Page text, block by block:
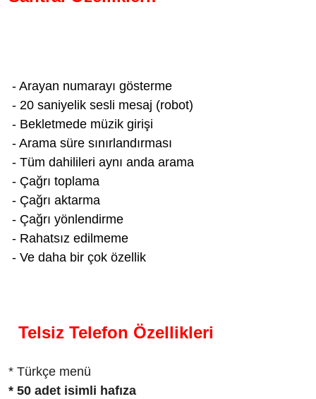
- Arayan numarayı gösterme
- 20 saniyelik sesli mesaj (robot)
- Bekletmede müzik girişi
- Arama süre sınırlandırması
- Tüm dahilileri aynı anda arama
- Çağrı toplama
- Çağrı aktarma
- Çağrı yönlendirme
- Rahatsız edilmeme
- Ve daha bir çok özellik
Telsiz Telefon Özellikleri
* Türkçe menü
* 50 adet isimli hafıza